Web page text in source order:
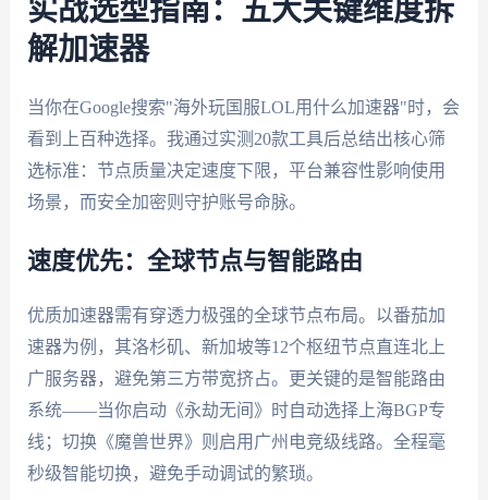
实战选型指南：五大关键维度拆
解加速器
当你在Google搜索"海外玩国服LOL用什么加速器"时，会
看到上百种选择。我通过实测20款工具后总结出核心筛
选标准：节点质量决定速度下限，平台兼容性影响使用
场景，而安全加密则守护账号命脉。
速度优先：全球节点与智能路由
优质加速器需有穿透力极强的全球节点布局。以番茄加
速器为例，其洛杉矶、新加坡等12个枢纽节点直连北上
广服务器，避免第三方带宽挤占。更关键的是智能路由
系统——当你启动《永劫无间》时自动选择上海BGP专
线；切换《魔兽世界》则启用广州电竞级线路。全程毫
秒级智能切换，避免手动调试的繁琐。